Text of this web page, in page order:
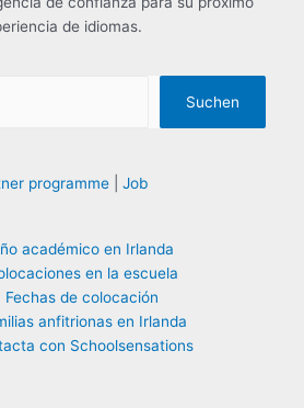
de idiomas.
Suchen
programme| Job
académico en Irlanda
en la escuela
Fechas de colocación
anfitrionas en Irlanda
con Schoolsensations